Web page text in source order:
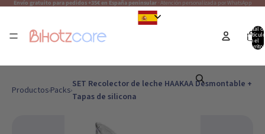
Envío gratuito para pedidos +35€ en España peninsular· Atención personalizada por WhatsApp
Total
en el
Productos Packs
SET Recolector de leche HAAKAA Desmontable +
Tapas de silicona